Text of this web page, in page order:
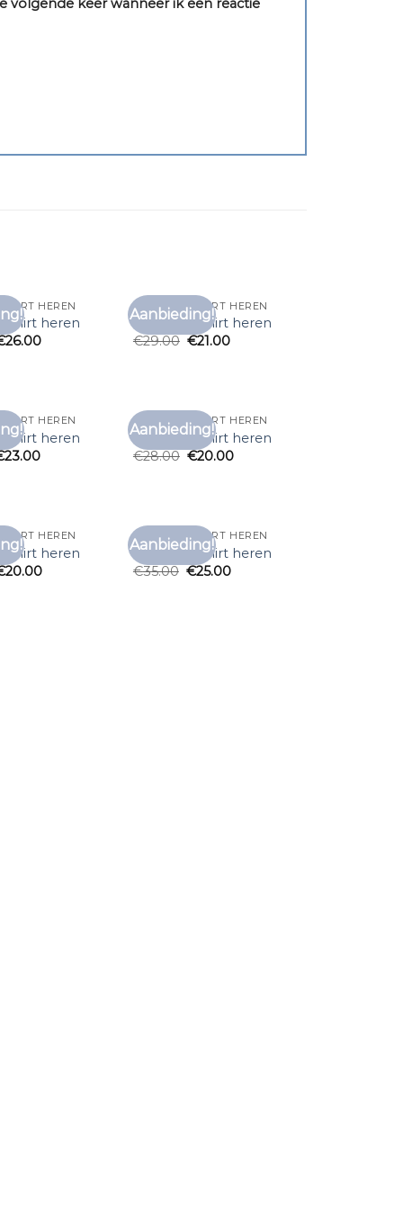
volgende keer wanneer ik een reactie
Toevoegen
aan
HEREN
shirt heren
26.00
Aanbieding!
Toevoegen
aan
ZEEMAN T SHIRT HEREN
zeeman t shirt heren
€29.00 €21.00
Toevoegen
aan
HEREN
shirt heren
23.00
Aanbieding!
Toevoegen
aan
ZEEMAN T SHIRT HEREN
zeeman t shirt heren
€28.00 €20.00
Toevoegen
aan
HEREN
shirt heren
20.00
Aanbieding!
Toevoegen
aan
ZEEMAN T SHIRT HEREN
zeeman t shirt heren
€35.00 €25.00